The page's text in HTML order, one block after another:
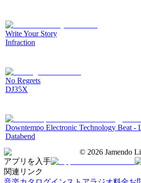
Write Your Story
Infraction
No Regrets
DJ35X
Downtempo Electronic Technology Beat -
Databend
© 2026 Jamendo
アプリを入手
関連リンク